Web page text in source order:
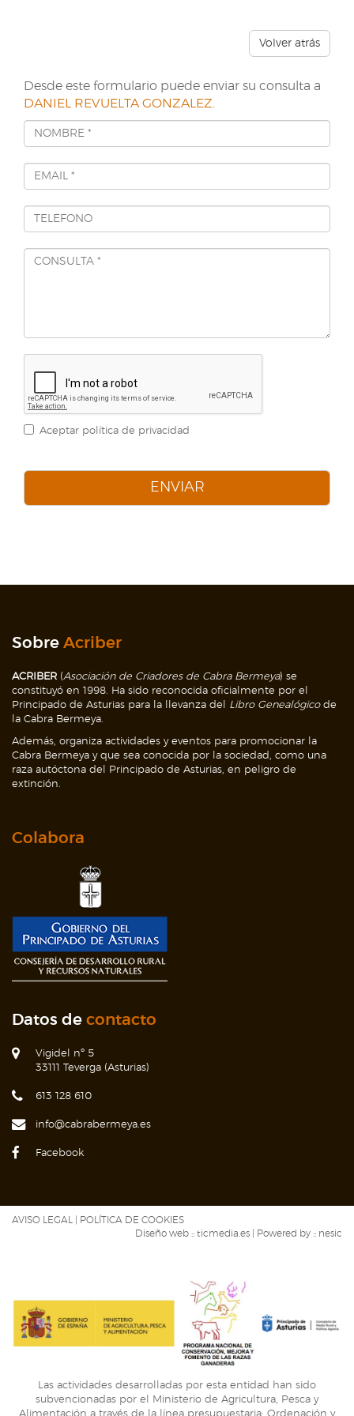
Volver atrás
Desde este formulario puede enviar su consulta a
DANIEL REVUELTA GONZALEZ
Aceptar política de privacidad
ENVIAR
Sobre Acriber
ACRIBER (Asociación de Criadores de Cabra Bermeya) se
constituyó en 1998. Ha sido reconocida oficialmente por el
Principado de Asturias para la llevanza del Libro Genealógicode
la Cabra Bermeya.
Además, organiza actividades y eventos para promocionar la
Cabra Bermeya y que sea conocida por la sociedad, como una
raza autóctona del Principado de Asturias, en peligro de
extinción.
Colabora
Datos de contacto
Vigidel nº 5
33111 Teverga (Asturias)
613 128 610
info@cabrabermeya.es
Facebook
AVISO LEGAL
POLÍTICA DE COOKIES
Diseño web :: ticmedia.es | Powered by :: nesic
Las actividades desarrolladas por esta entidad han sido
subvencionadas por el Ministerio de Agricultura, Pesca y